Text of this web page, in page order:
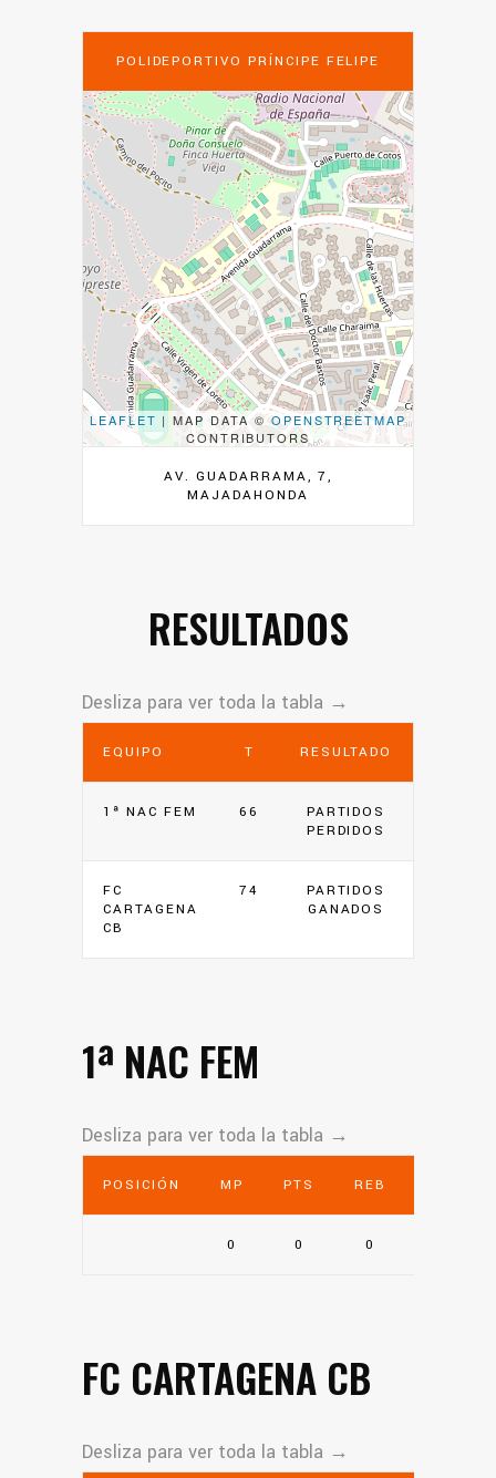
POLIDEPORTIVO PRÍNCIPE FELIPE
LEAFLET | MAP DATA ©OPENSTREETMAP
CONTRIBUTORS
AV. GUADARRAMA, 7,
MAJADAHONDA
RESULTADOS
EQUIPO T RESULTADO
1ª NAC FEM 66
PARTIDOS
PERDIDOS
FC
CARTAGENA
CB
74
PARTIDOS
GANADOS
1ª NAC FEM
POSICIÓN MP PTS REB
0 0 0
FC CARTAGENA CB